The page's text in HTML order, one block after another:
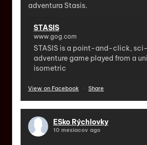
adventura Stasis.
STASIS
www.gog.com
STASIS is a point-and-click,
adventure game played from a
isometric
View on Facebook · Share
ESko Rýchlovky
10 mesiacov ago